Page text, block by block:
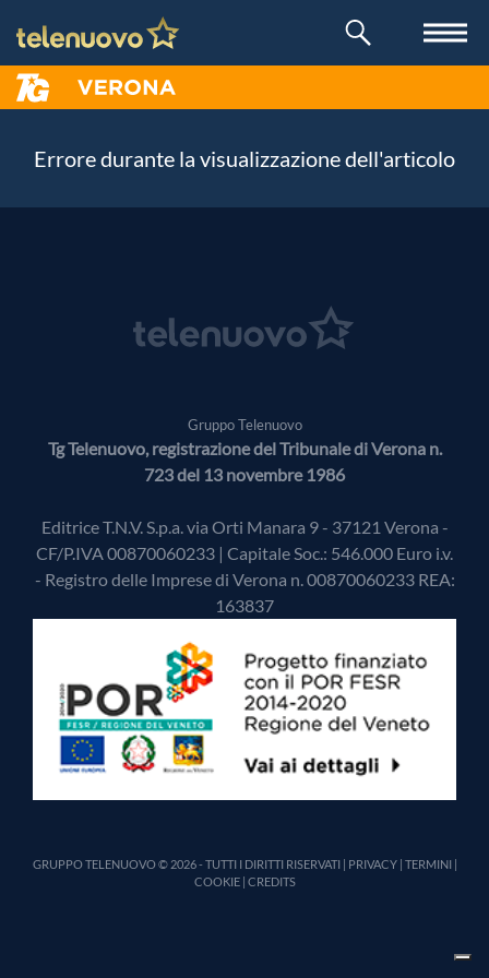
Errore durante la visualizzazione dell'articolo
Gruppo Telenuovo
Tg Telenuovo, registrazione del Tribunale di Verona n.
723 del 13 novembre 1986
Editrice T.N.V. S.p.a. via Orti Manara 9 - 37121 Verona -
CF/P.IVA 00870060233 | Capitale Soc.: 546.000 Euro i.v.
- Registro delle Imprese di Verona n. 00870060233 REA:
163837
GRUPPO TELENUOVO © 2026 - TUTTI I DIRITTI RISERVATI | PRIVACY| TERMINI|
COOKIE| CREDITS